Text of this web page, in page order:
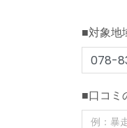
■対象地
■口コミ